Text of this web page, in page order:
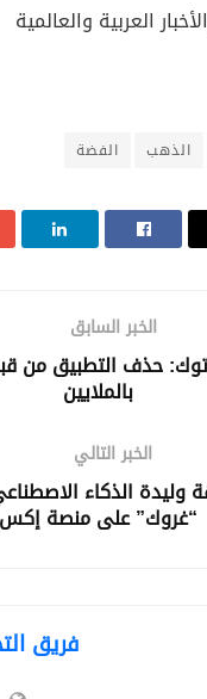
العربية والعالمية
الذهب الفضة
الخبر السابق
توك: حذف التطبيق من
بالملايين
الخبر التالي
وليدة الذكاء
“غروك” على منصة
فريق